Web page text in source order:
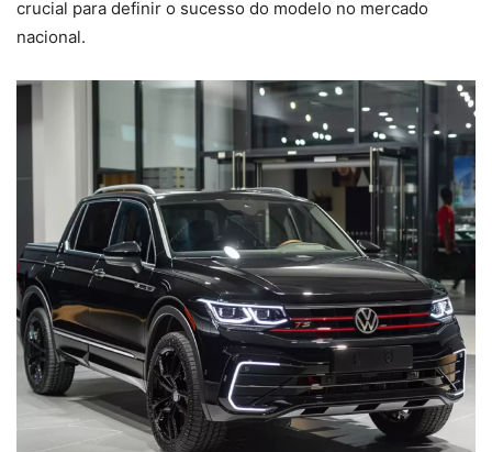
crucial para definir o sucesso do modelo no mercado
nacional.